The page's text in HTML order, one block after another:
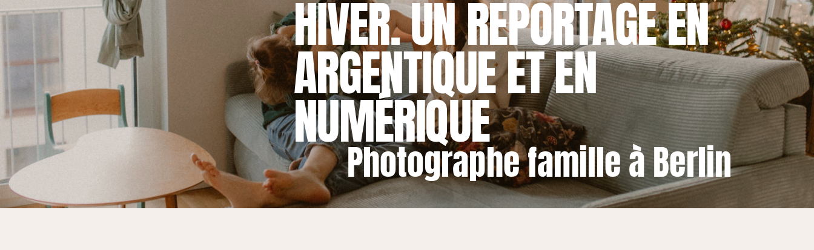
HIVER. UN REPORTAGE EN
ARGENTIQUE ET EN
NUMÉRIQUE
Photographe famille à Berlin